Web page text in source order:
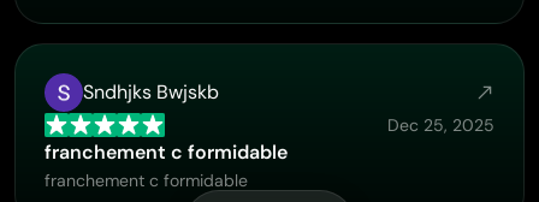
Sndhjks Bwjskb
Dec 25, 2025
franchement c formidable
franchement c formidable